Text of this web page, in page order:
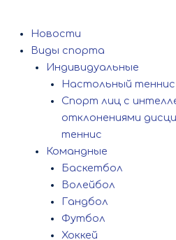
Новости
Виды спорта
Индивидуальные
Настольный теннис
Спорт лиц с
отклонениями
теннис
Командные
Баскетбол
Волейбол
Гандбол
Футбол
Хоккей